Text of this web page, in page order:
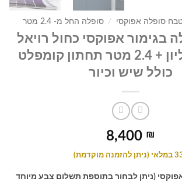
סופלה אפוקסי / סופלה החל מ- 2.4 מטר
בגימור אפוקסי כחול רויאל
2.4 מטר עליון + 2.4 מטר תחתון קומפלט
כולל שיש וכיור
8,400 ₪
מוקדמת)
(ניתן לבחור בתוספת תשלום צבע מיוחד